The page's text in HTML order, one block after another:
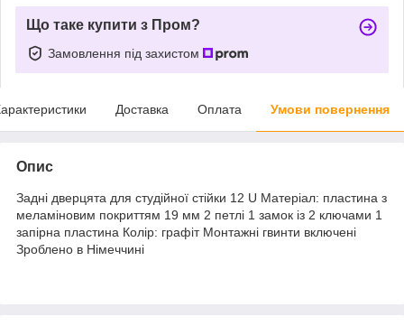
Що таке купити з Пром?
Замовлення під захистом
Доставка Оплата Умови повернення
Опис
Задні дверцята для студійної стійки 12 U Матеріал: пластина з
меламіновим покриттям 19 мм 2 петлі 1 замок із 2 ключами 1
запірна пластина Колір: графіт Монтажні гвинти включені
Зроблено в Німеччині